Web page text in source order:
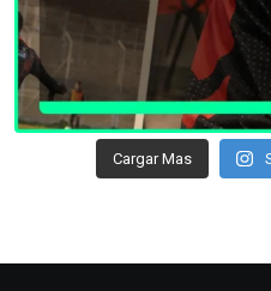
Cargar Mas